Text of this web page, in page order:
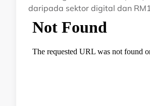
daripada sektor digital dan